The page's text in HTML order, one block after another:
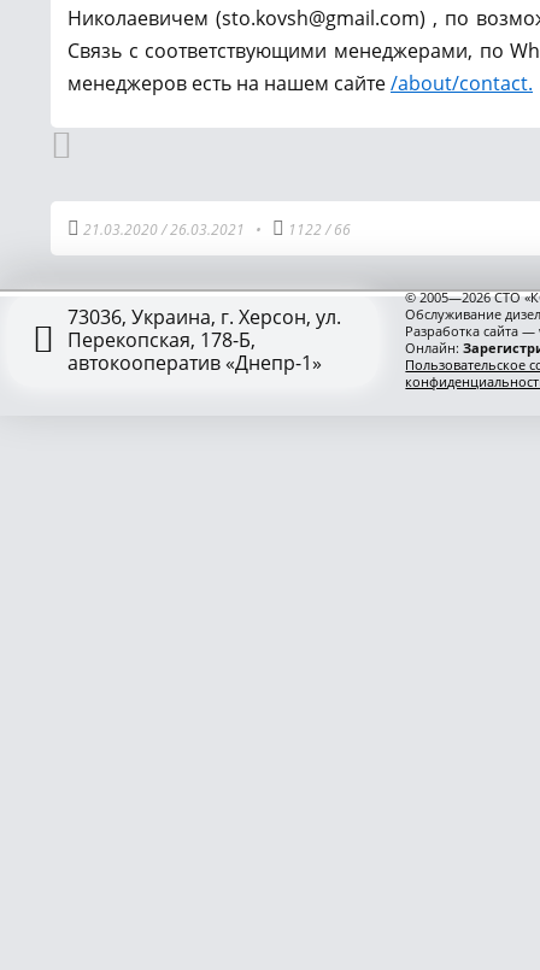
Николаевичем (sto.kovsh@gmail.com) , по
Связь с соответствующими менеджерами, по
менеджеров есть на нашем сайте/about/contact.
21.03.2020/26.03.2021 • 1122 /66
73036, Украина, г. Херсон, ул.
Перекопская, 178-Б,
автокооператив «Днепр-1»
© 2005—2026 СТО
Обслуживание
Разработка сайта
Онлайн:
Пользовательское